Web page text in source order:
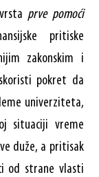
prve pomoći
pritiske
zakonskim i
pokret da
univerziteta,
situaciji vreme
duže, a pritisak
od strane vlasti